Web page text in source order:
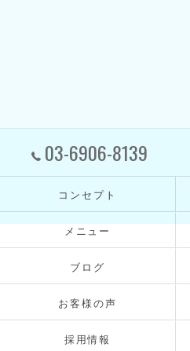
03-6906-8139
コンセプト
メニュー
ブログ
お客様の声
採用情報